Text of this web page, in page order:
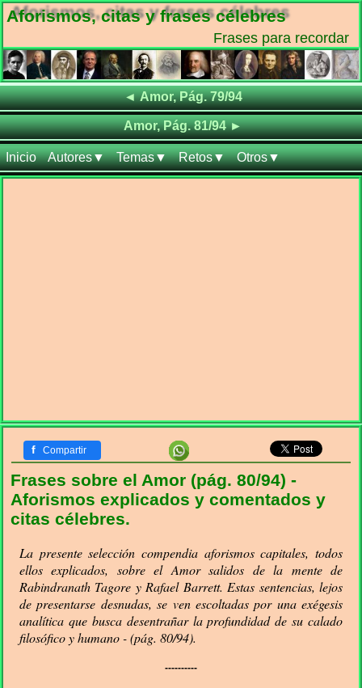
Aforismos, citas y frases célebres
Frases para recordar
◄Frases de
Amor, Pág. 79/94
Frases de
Amor, Pág. 81/94►
Inicio Autores▼ Temas▼ Retos▼ Otros▼
f Compartir
Frases sobre el Amor (pág. 80/94) -
Aforismos explicados y comentados y
citas célebres.
La presente selección compendia aforismos capitales, todos
ellos explicados, sobre el Amor salidos de la mente de
Rabindranath Tagore y Rafael Barrett. Estas sentencias, lejos
de presentarse desnudas, se ven escoltadas por una exégesis
analítica que busca desentrañar la profundidad de su calado
filosófico y humano - (pág. 80/94).
----------